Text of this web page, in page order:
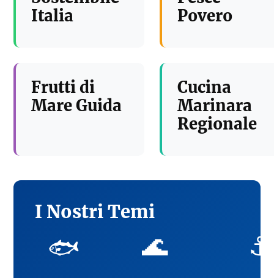
Italia
Povero
Frutti di
Mare Guida
Cucina
Marinara
Regionale
I Nostri Temi
🐟 🌊 ⚓